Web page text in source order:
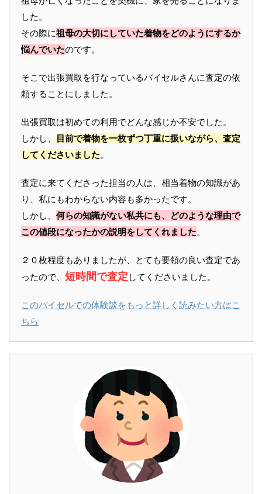
した。
その際に祖母の大切にしていた着物をどのようにするか
悩んでいたのです。
そこで出張買取を行なっているバイセルさんに査定の依
頼することにしました。
出張買取は初めての利用でどんな感じか不安でした。
しかし、
目前で着物を一枚ずつ丁重に扱いながら、査定
してくださいました。
査定に来てくださった担当の人は、相当着物の知識があ
り、私にもわからない内容も多かったです。
しかし、 何らの知識がない私共にも、どのような理由で
この値段になったかの説明をしてくれました。
２０枚程度もありましたが、とても要領の良い査定であ
ったので、 短時間で査定 してくださいました。
このバイセルでの体験談をもっと詳しく読みたい方はこ
ちら